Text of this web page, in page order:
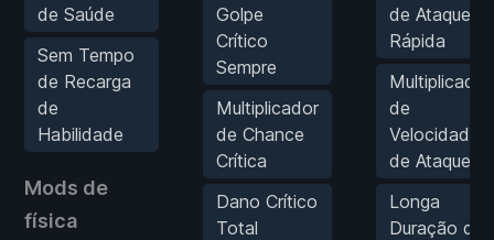
de Saúde
Sem Tempo
de Recarga
de
Habilidade
Mods de
física
Golpe
Crítico
Sempre
Multiplicador
de Chance
Crítica
Dano Crítico
Total
de Ataque
Rápida
Multiplicador
de
Velocidade
de Ataque
Longa
Duração de